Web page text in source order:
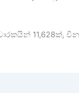
11,628ක්,